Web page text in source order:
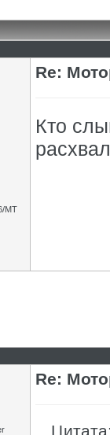
МТ
Re:
Кто
Re:
Цитата: